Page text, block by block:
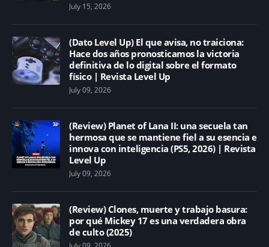
July 15, 2026
(Dato Level Up) El que avisa, no traiciona:
Hace dos años pronosticamos la victoria
definitiva de lo digital sobre el formato
físico | Revista Level Up
July 09, 2026
(Review) Planet of Lana II: una secuela tan
hermosa que se mantiene fiel a su esencia e
innova con inteligencia (PS5, 2026) | Revista
Level Up
July 09, 2026
(Review) Clones, muerte y trabajo basura:
por qué Mickey 17 es una verdadera obra
de culto (2025)